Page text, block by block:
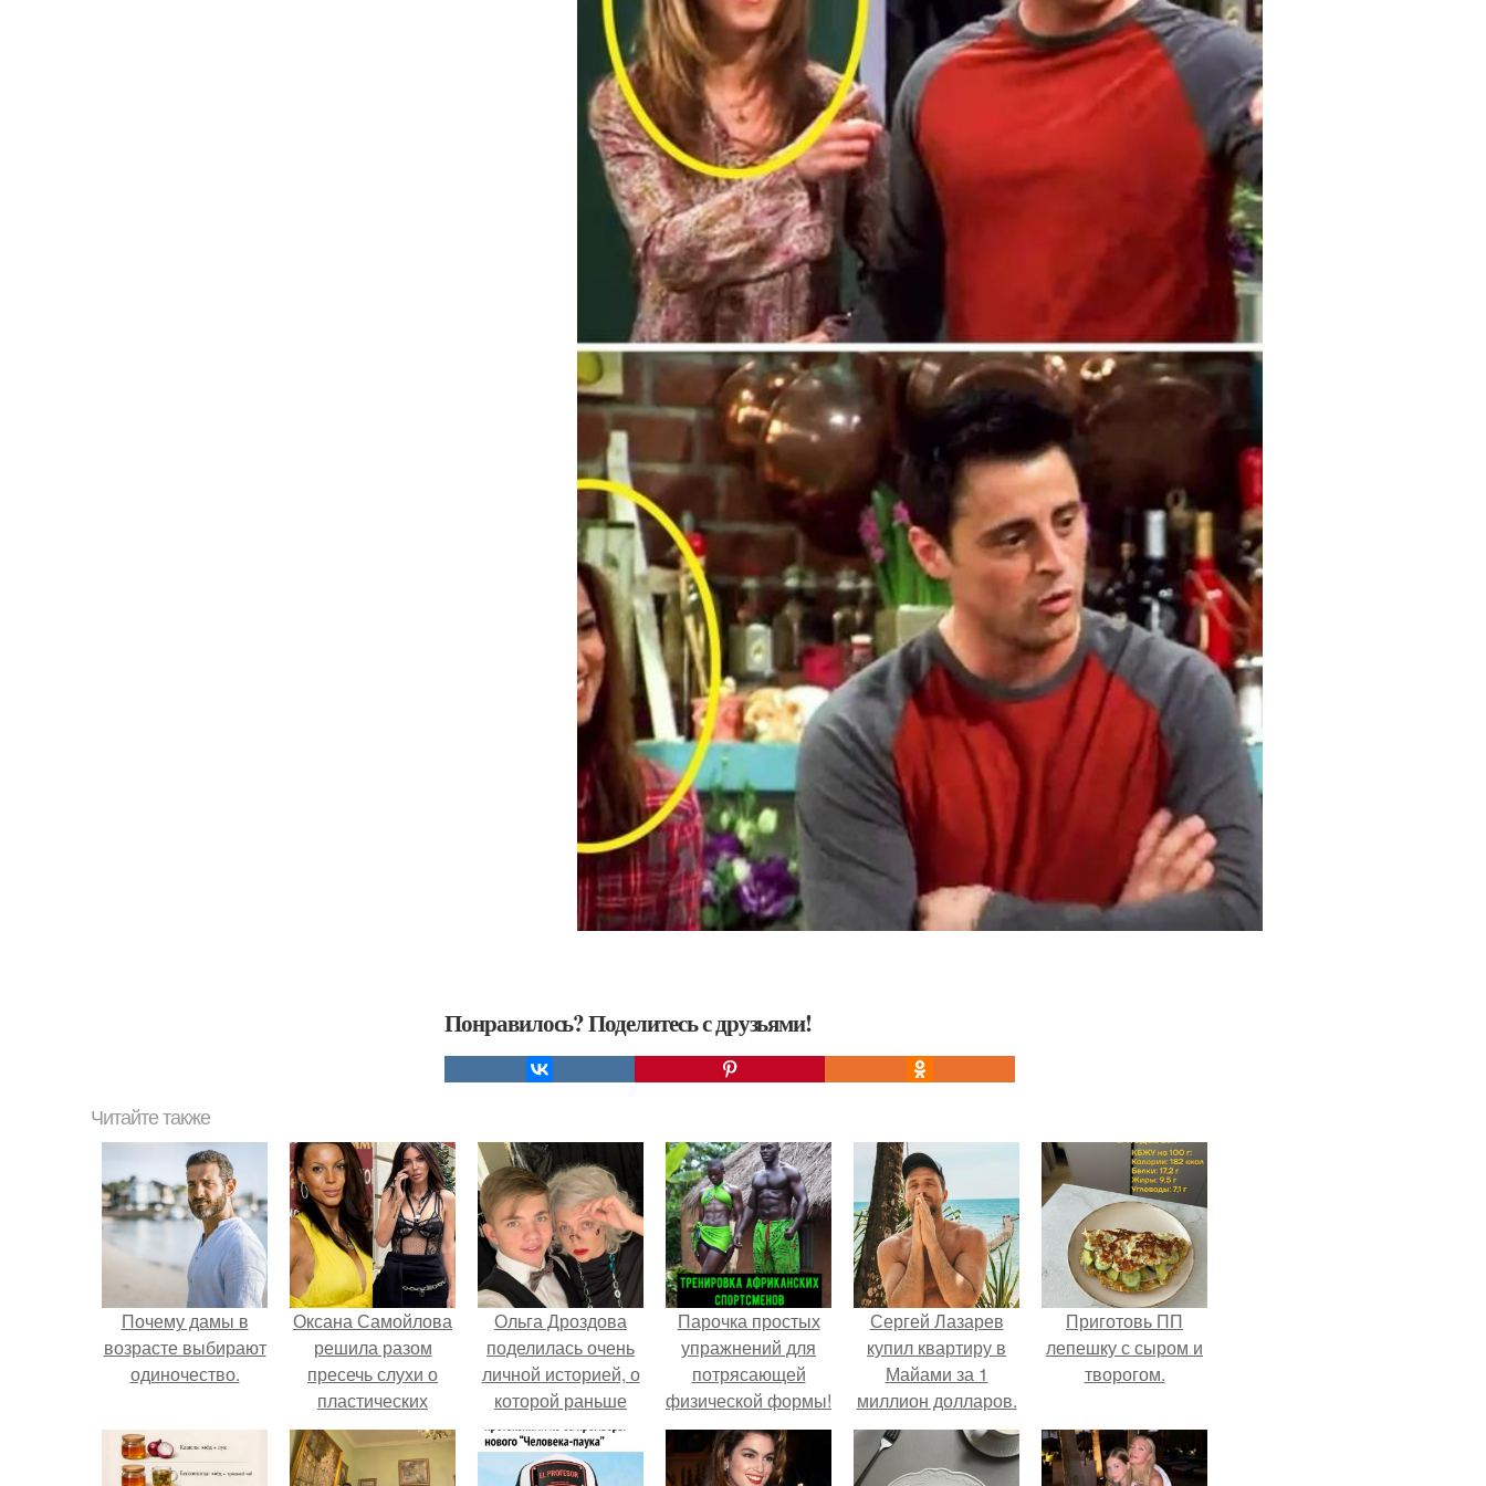
Понравилось? Поделитесь с друзьями!
Читайте также
Почему дамы в
возрасте выбирают
одиночество.
Оксана Самойлова
решила разом
пресечь слухи о
пластических
операциях и
публично
прояснила
Ольга Дроздова
поделилась очень
личной историей, о
которой раньше
почти не говорила.
Парочка простых
упражнений для
потрясающей
физической формы!
Сергей Лазарев
купил квартиру в
Майами за 1
миллион долларов.
Приготовь ПП
лепешку с сыром и
творогом.